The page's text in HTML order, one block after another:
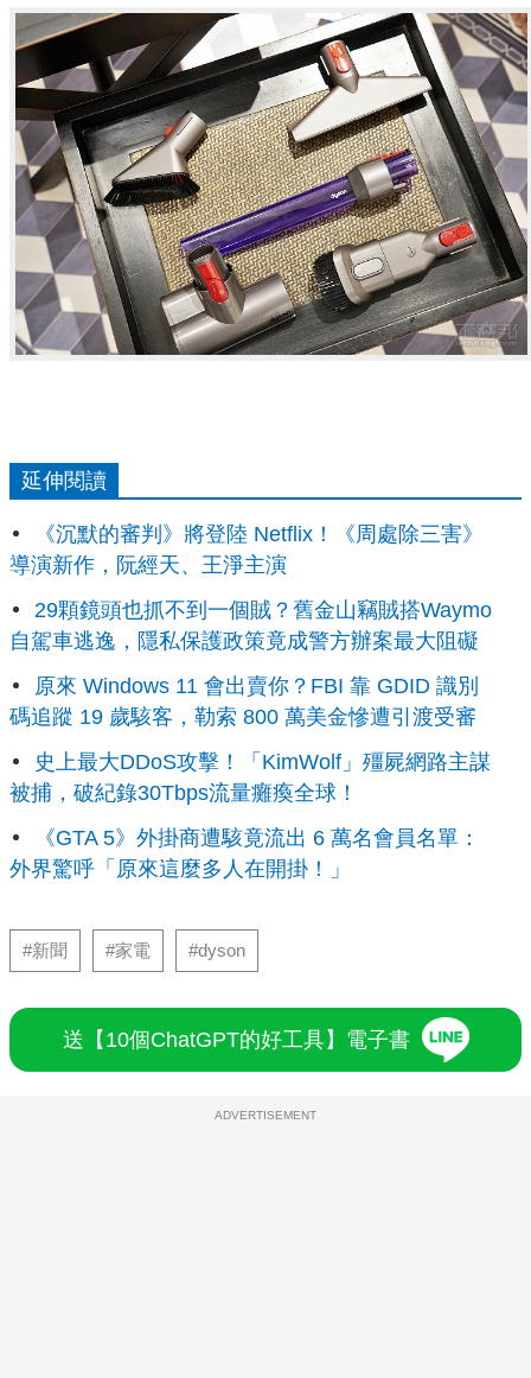
延伸閱讀
《沉默的審判》將登陸 Netflix！《周處除三害》
導演新作，阮經天、王淨主演
29顆鏡頭也抓不到一個賊？舊金山竊賊搭Waymo
自駕車逃逸，隱私保護政策竟成警方辦案最大阻礙
原來 Windows 11 會出賣你？FBI 靠 GDID 識別
碼追蹤 19 歲駭客，勒索 800 萬美金慘遭引渡受審
史上最大DDoS攻擊！「KimWolf」殭屍網路主謀
被捕，破紀錄30Tbps流量癱瘓全球！
《GTA 5》外掛商遭駭竟流出 6 萬名會員名單：
外界驚呼「原來這麼多人在開掛！」
#新聞 #家電 #dyson
送【10個ChatGPT的好工具】電子書
ADVERTISEMENT